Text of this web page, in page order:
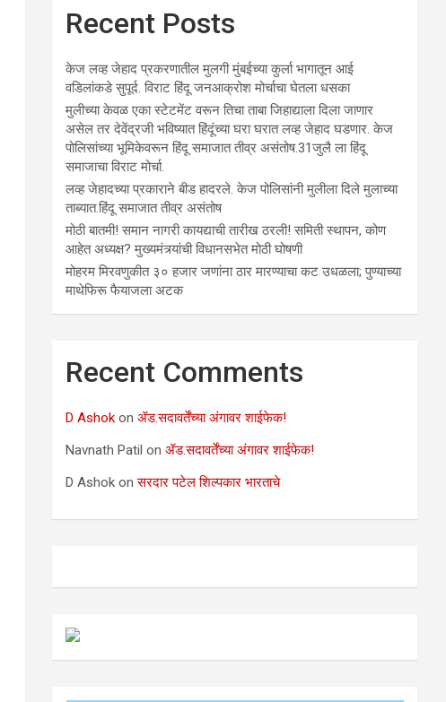
Recent Posts
केज लव्ह जेहाद प्रकरणातील मुलगी मुंबईच्या कुर्ला भागातून आई
वडिलांकडे सुपूर्द. विराट हिंदू जनआक्रोश मोर्चाचा घेतला धसका
मुलीच्या केवळ एका स्टेटमेंट वरून तिचा ताबा जिहाद्याला दिला जाणार
असेल तर देवेंद्रजी भविष्यात हिंदूंच्या घरा घरात लव्ह जेहाद घडणार. केज
पोलिसांच्या भूमिकेवरून हिंदू समाजात तीव्र असंतोष.31जुलै ला हिंदू
समाजाचा विराट मोर्चा.
लव्ह जेहादच्या प्रकाराने बीड हादरले. केज पोलिसांनी मुलीला दिले मुलाच्या
ताब्यात.हिंदू समाजात तीव्र असंतोष
मोठी बातमी! समान नागरी कायद्याची तारीख ठरली! समिती स्थापन, कोण
आहेत अध्यक्ष? मुख्यमंत्र्यांची विधानसभेत मोठी घोषणी
मोहरम मिरवणुकीत ३० हजार जणांना ठार मारण्‍याचा कट उधळला; पुण्‍याच्‍या
माथेफिरू फैयाजला अटक
Recent Comments
D Ashok onॲड.सदावर्तेंच्या अंगावर शाईफेक!
Navnath Patil onॲड.सदावर्तेंच्या अंगावर शाईफेक!
D Ashok onसरदार पटेल शिल्पकार भारताचे